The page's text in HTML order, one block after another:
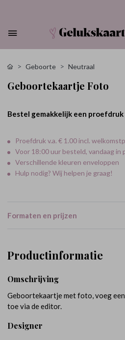
Geboorte Neutraal
Geboortekaartje Foto
Bestel gemakkelijk een proefdruk
Proefdruk v.a. € 1.00 incl.
Voor 18:00 uur besteld, vandaag in
Verschillende kleuren enveloppen
Hulp nodig? Wij helpen je graag!
Formaten en prijzen
Productinformatie
Omschrijving
Geboortekaartje met foto, voeg
toe via de editor.
Designer